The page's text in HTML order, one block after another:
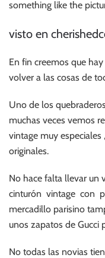
visto en
En fin creemos que
volver a las cosas de
Uno de los
muchas veces vemos
vintage muy
originales.
No hace falta llevar un
cinturón vintage con
mercadillo parisino
unos zapatos de Gucci
No todas las novias